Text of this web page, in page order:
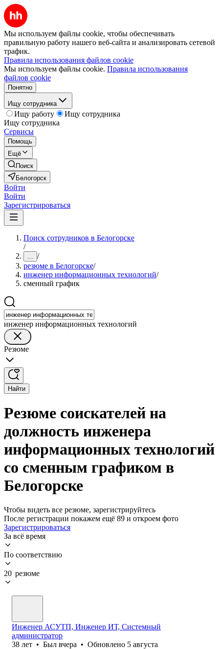
Мы используем файлы cookie, чтобы обеспечивать
правильную работу нашего веб-сайта и анализировать сетевой
трафик.
Правила использования файлов cookie
Мы используем файлы cookie. Правила использования
файлов cookie
Понятно
Ищу сотрудника
Ищу работу
Ищу сотрудника
Ищу сотрудника
Сервисы
Помощь
Ещё
Поиск
Белогорск
Войти
Войти
Зарегистрироваться
Поиск сотрудников в Белогорске
/
... /
резюме в Белогорске/
инженер информационных технологий/
сменный график
инженер информационных технологий
Резюме
Найти
Резюме соискателей на
должность инженера
информационных технологий
со сменным графиком в
Белогорске
Чтобы видеть все резюме, зарегистрируйтесь
После регистрации покажем ещё 89 и откроем фото
Зарегистрироваться
За всё время
По соответствию
20 резюме
Инженер АСУТП, Инженер ИТ, Системный
администратор
38 лет • Был вчера • Обновлено 5 августа